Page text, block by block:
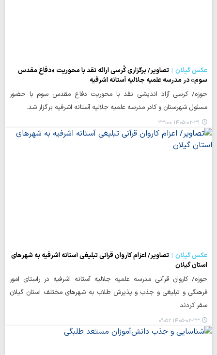
عکس گیلان
تصاویر/ برگزاری کُرسی ارائه نقد با محوریت «دفاع مقدس
سوم» در مدرسه علمیه جلالیه آستانه اشرفیه
حوزه/ کرسی آزاد اندیشی نقد با محوریت دفاع مقدس سوم با حضور
مسئول شهرستان و کادر مدرسه علمیه جلالیه آستانه اشرفیه برگزار شد.
۱۴۰۵-۰۲-۳۱ ۲۳:۰۰
عکس گیلان
تصاویر/ اعزام کاروان قرآنی تبلیغی آستانه اشرفیه به شهرهای
استان گیلان
حوزه/ کاروان قرآنی مدرسه علمیه جلالیه آستانه اشرفیه در راستای امور
فرهنگی و تبلیغی و جذب و پذیرش طلاب به شهرهای مختلف استان گیلان
سفر کردند.
۱۴۰۵-۰۲-۲۳ ۰۹:۵۲